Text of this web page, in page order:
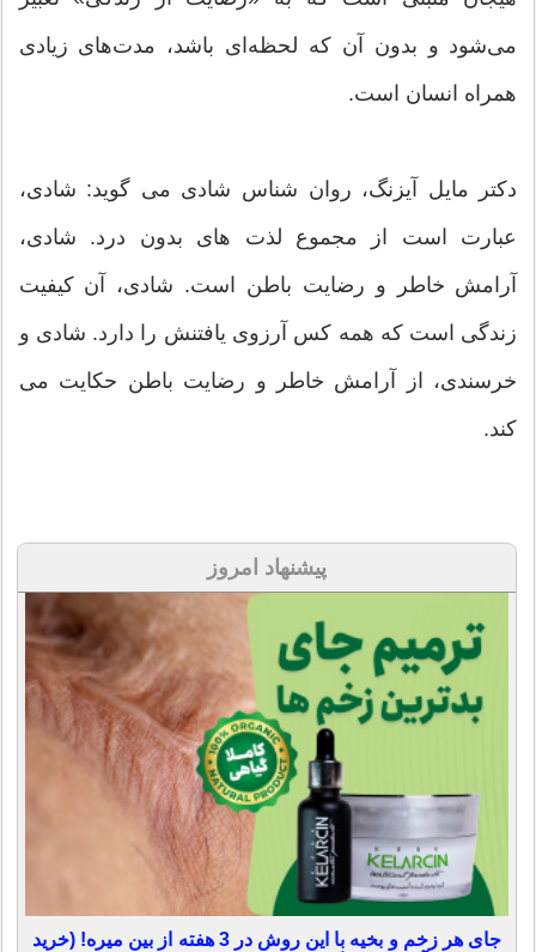
می‌شود و بدون آن كه لحظه‌ای باشد، مدت‌های زیادی
همراه انسان است.
دکتر مایل آیزنگ، روان شناس شادی می گوید: شادی،
عبارت است از مجموع لذت های بدون درد. شادی،
آرامش خاطر و رضایت باطن است. شادی، آن کیفیت
زندگی است که همه کس آرزوی یافتنش را دارد. شادی و
خرسندی، از آرامش خاطر و رضایت باطن حکایت می
کند. ‏
پیشنهاد امروز
جای هر زخم و بخیه با این روش در 3 هفته از بین میره! (خرید